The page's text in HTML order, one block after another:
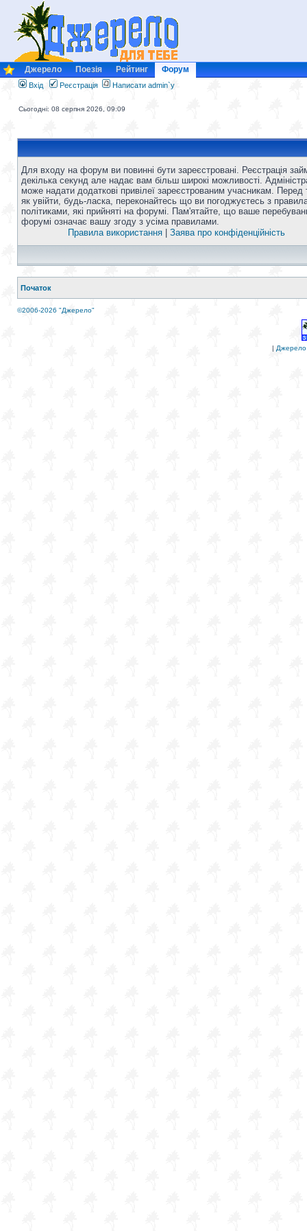
Джерело Поезія Рейтинг Форум
Вхід Реєстрація Написати admin`у
Сьогодні: 08 серпня 2026, 09:09
Для входу на форум ви повинні бути зареєстровані. Реєстрація
декілька секунд але надає вам більш широкі можливості.
може надати додаткові привілеї зареєстрованим учасникам. Перед
як увійти, будь-ласка, переконайтесь що ви погоджуєтесь з
політиками, які прийняті на форумі. Пам'ятайте, що ваше
форумі означає вашу згоду з усіма правилами.
Правила використання
Заява про конфіденційність
Початок
©2006-2026 "Джерело"
| Джерело